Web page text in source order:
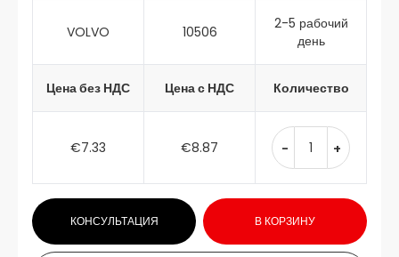
VOLVO 10506
2-5 рабочий
день
Цена без НДС Цена с НДС Количество
€7.33 €8.87 - +
КОНСУЛЬТАЦИЯ В КОРЗИНУ